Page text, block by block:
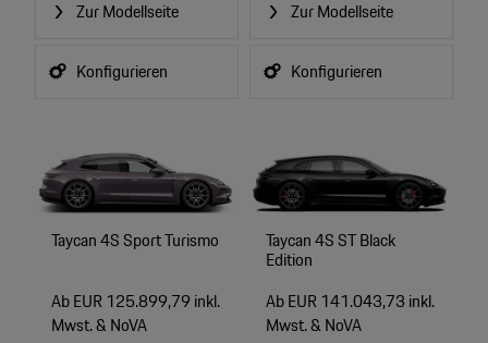
Zur Modellseite
Konfigurieren
Zur Modellseite
Konfigurieren
Taycan 4S Sport Turismo
Ab EUR 125.899,79 inkl.
Mwst. & NoVA
Taycan 4S ST Black
Edition
Ab EUR 141.043,73 inkl.
Mwst. & NoVA